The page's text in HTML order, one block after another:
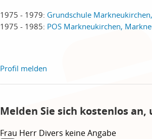
1975 - 1979: Grundschule
1975 - 1985: POS Markneukirchen,
Profil melden
Melden Sie sich kostenlos
Frau Herr Divers keine Angabe